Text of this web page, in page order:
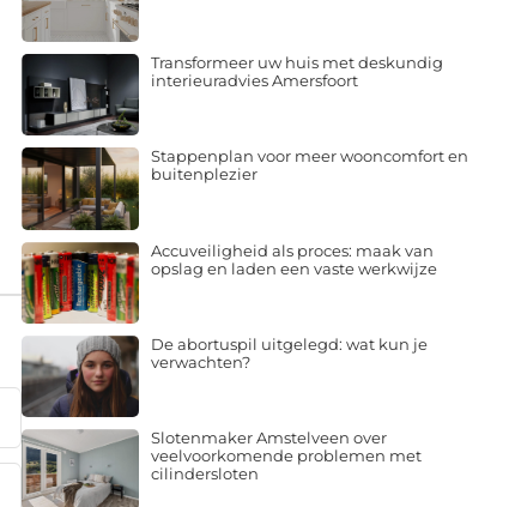
Transformeer uw huis met deskundig
interieuradvies Amersfoort
Stappenplan voor meer wooncomfort en
buitenplezier
Accuveiligheid als proces: maak van
opslag en laden een vaste werkwijze
De abortuspil uitgelegd: wat kun je
verwachten?
Slotenmaker Amstelveen over
veelvoorkomende problemen met
cilindersloten